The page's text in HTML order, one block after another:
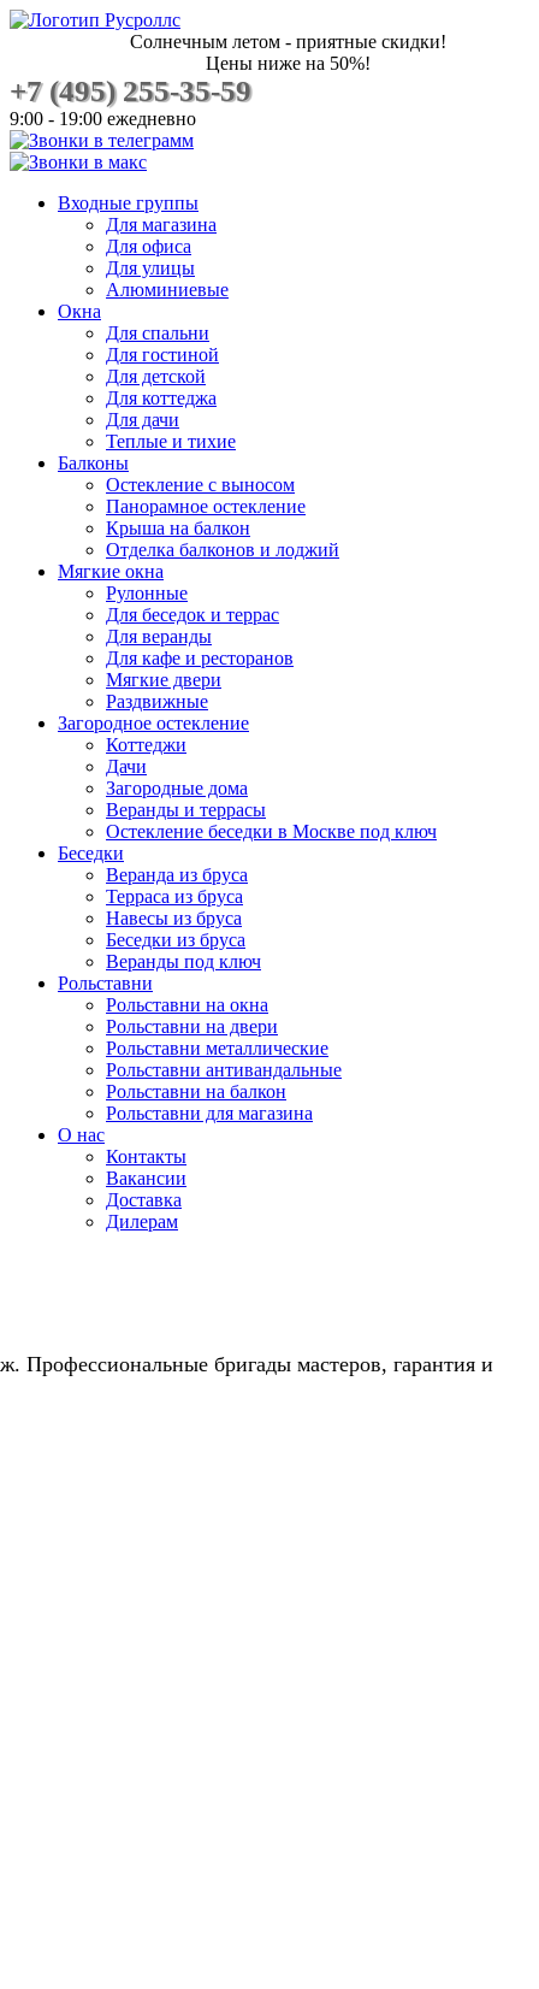
Солнечным летом - приятные скидки!
Цены ниже на 50%!
+7 (495) 255-35-59
9:00 - 19:00 ежедневно
Входные группы
Для магазина
Для офиса
Для улицы
Алюминиевые
Окна
Для спальни
Для гостиной
Для детской
Для коттеджа
Для дачи
Теплые и тихие
Балконы
Остекление с выносом
Панорамное остекление
Крыша на балкон
Отделка балконов и лоджий
Мягкие окна
Рулонные
Для беседок и террас
Для веранды
Для кафе и ресторанов
Мягкие двери
Раздвижные
Загородное остекление
Коттеджи
Дачи
Загородные дома
Веранды и террасы
Остекление беседки в Москве под ключ
Беседки
Веранда из бруса
Терраса из бруса
Навесы из бруса
Беседки из бруса
Веранды под ключ
Рольставни
Рольставни на окна
Рольставни на двери
Рольставни металлические
Рольставни антивандальные
Рольставни на балкон
Рольставни для магазина
О нас
Контакты
Вакансии
Доставка
Дилерам
Профессиональные бригады мастеров, гарантия и